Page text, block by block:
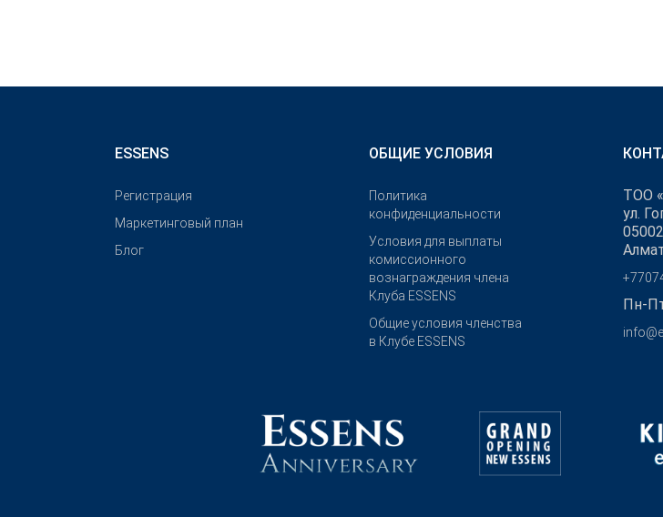
ESSENS
Pегистрация
Маркетинговый план
Блог
ОБЩИЕ УСЛОВИЯ
Политика
конфиденциальности
Условия для выплаты
комиссионного
вознаграждения члена
Клуба ESSENS
Общие условия членства
в Клубе ESSENS
ТОО
ул.
Пн-